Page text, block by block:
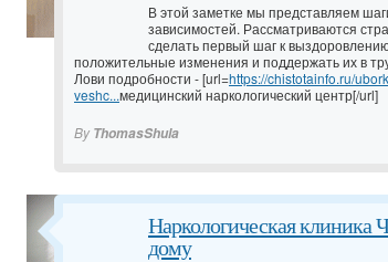
В этой заметке мы представляем
зависимостей. Рассматриваются
сделать первый шаг к
положительные изменения и поддержать их в
Лови подробности - [url=https://chistotainfo.ru/
veshc...медицинский наркологический центр[/url]
By ThomasShula
Наркологическая клиника
дому